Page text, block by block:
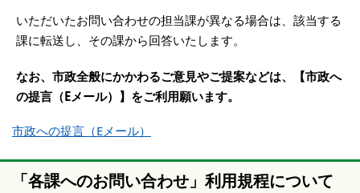
いただいたお問い合わせの担当課が異なる場合は、該当する
課に転送し、その課から回答いたします。
なお、市政全般にかかわるご意見やご提案などは、【市政へ
の提言（Eメール）】をご利用願います。
市政への提言（Eメール）
「各課へのお問い合わせ」利用規程について